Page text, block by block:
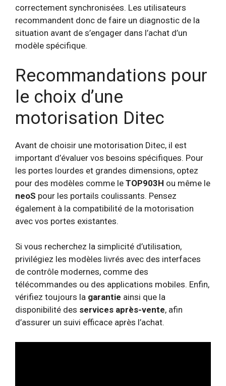
correctement synchronisées. Les utilisateurs
recommandent donc de faire un diagnostic de la
situation avant de s’engager dans l’achat d’un
modèle spécifique.
Recommandations pour
le choix d’une
motorisation Ditec
Avant de choisir une motorisation Ditec, il est
important d’évaluer vos besoins spécifiques. Pour
les portes lourdes et grandes dimensions, optez
pour des modèles comme le TOP903H ou même le
neoS pour les portails coulissants. Pensez
également à la compatibilité de la motorisation
avec vos portes existantes.
Si vous recherchez la simplicité d’utilisation,
privilégiez les modèles livrés avec des interfaces
de contrôle modernes, comme des
télécommandes ou des applications mobiles. Enfin,
vérifiez toujours la garantie ainsi que la
disponibilité des services après-vente, afin
d’assurer un suivi efficace après l’achat.